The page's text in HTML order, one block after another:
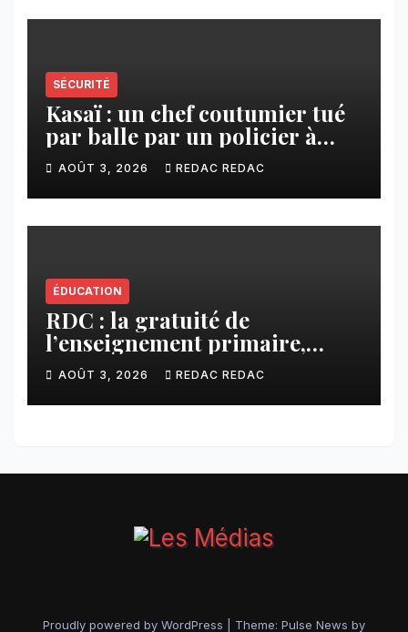
SÉCURITÉ
Kasaï : un chef coutumier tué
par balle par un policier à
Kamuesha, la tension monte
AOÛT 3, 2026 REDAC REDAC
ÉDUCATION
RDC : la gratuité de
l’enseignement primaire,
vision phare du Président
Félix Tshisekedi réaffirmée
par une circulaire du
AOÛT 3, 2026 REDAC REDAC
Proudly powered by WordPress Theme: Pulse News by